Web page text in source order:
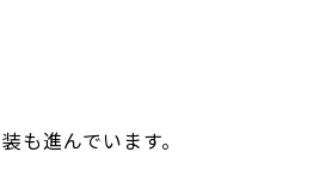
も進んでいます。